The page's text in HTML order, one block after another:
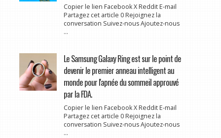
Copier le lien Facebook X Reddit E-mail
Partagez cet article 0 Rejoignez la
conversation Suivez-nous Ajoutez-nous
...
Le Samsung Galaxy Ring est sur le point de
devenir le premier anneau intelligent au
monde pour l'apnée du sommeil approuvé
par la FDA.
Copier le lien Facebook X Reddit E-mail
Partagez cet article 0 Rejoignez la
conversation Suivez-nous Ajoutez-nous
...